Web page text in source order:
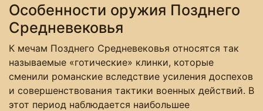
Особенности оружия Позднего
Средневековья
К мечам Позднего Средневековья относятся так
называемые «готические» клинки, которые
сменили романские вследствие усиления доспехов
и совершенствования тактики военных действий. В
этот период наблюдается наибольшее